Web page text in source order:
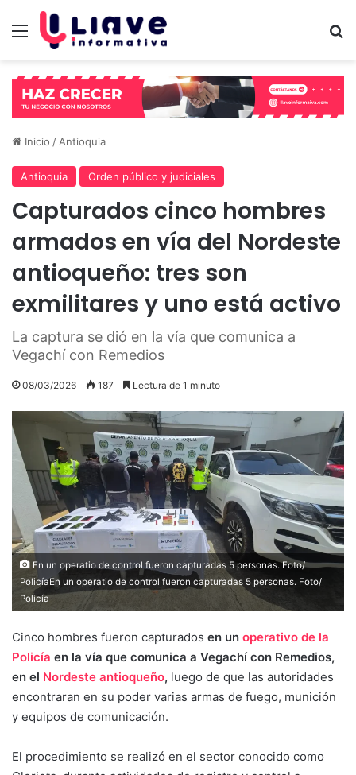
Menú
Inicio / Antioquia
Antioquia Orden público y judiciales
Capturados cinco hombres
armados en vía del Nordeste
antioqueño: tres son
exmilitares y uno está activo
La captura se dió en la vía que comunica a
Vegachí con Remedios
08/03/2026 187 Lectura de 1 minuto
En un operatio de control fueron capturadas 5 personas. Foto/
PolicíaEn un operatio de control fueron capturadas 5 personas. Foto/
Policía
Cinco hombres fueron capturados en un operativo de la
Policía en la vía que comunica a Vegachí con Remedios,
en el Nordeste antioqueño, luego de que las autoridades
encontraran en su poder varias armas de fuego, munición
y equipos de comunicación.
El procedimiento se realizó en el sector conocido como